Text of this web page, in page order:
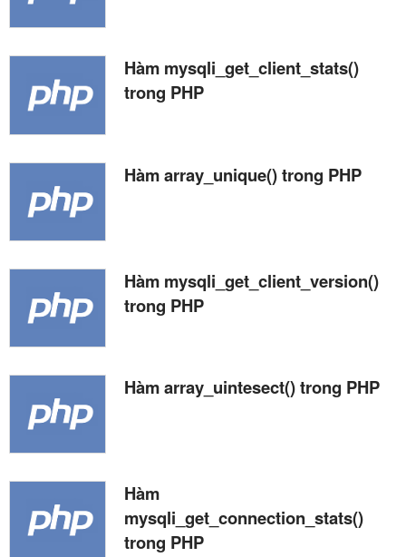
Hàm mysqli_get_client_stats()
trong PHP
Hàm array_unique() trong PHP
Hàm mysqli_get_client_version()
trong PHP
Hàm array_uintesect() trong PHP
Hàm
mysqli_get_connection_stats()
trong PHP